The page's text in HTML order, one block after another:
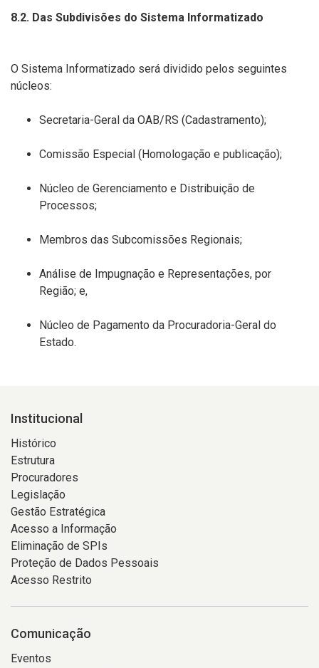
8.2. Das Subdivisões do Sistema Informatizado
O Sistema Informatizado será dividido pelos seguintes
núcleos:
Secretaria-Geral da OAB/RS (Cadastramento);
Comissão Especial (Homologação e publicação);
Núcleo de Gerenciamento e Distribuição de
Processos;
Membros das Subcomissões Regionais;
Análise de Impugnação e Representações, por
Região; e,
Núcleo de Pagamento da Procuradoria-Geral do
Estado.
Institucional
Histórico
Estrutura
Procuradores
Legislação
Gestão Estratégica
Acesso a Informação
Eliminação de SPIs
Proteção de Dados Pessoais
Acesso Restrito
Comunicação
Eventos